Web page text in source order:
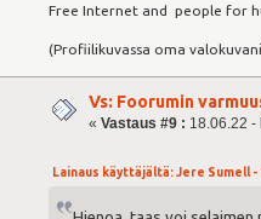
Free Internet and people for
(Profiilikuvassa oma
Vs: Foorumin
«Vastaus #9 : 18.06.22 -
Lainaus käyttäjältä: Jere Sumell -